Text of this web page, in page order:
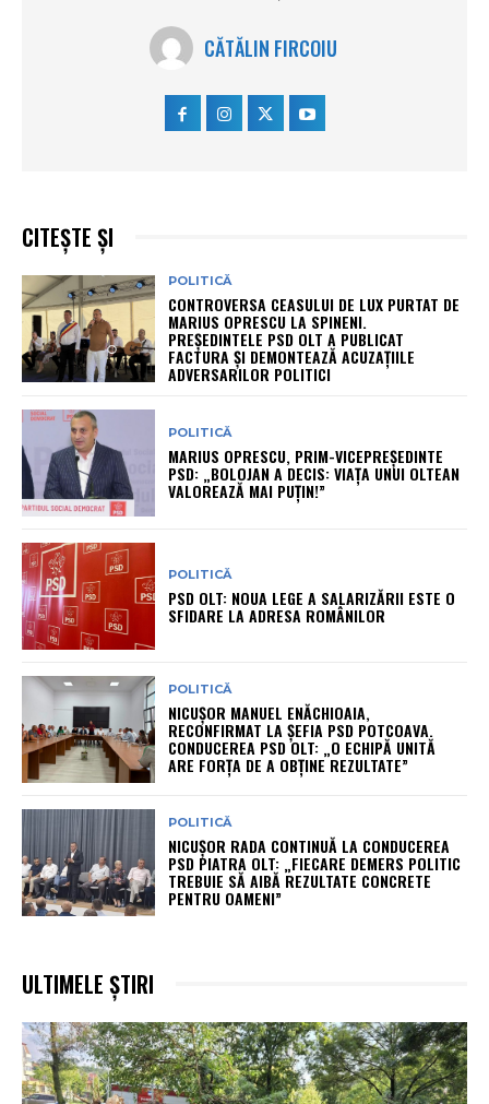
CĂTĂLIN FIRCOIU
CITEȘTE ȘI
POLITICĂ
CONTROVERSA CEASULUI DE LUX PURTAT DE
MARIUS OPRESCU LA SPINENI.
PREȘEDINTELE PSD OLT A PUBLICAT
FACTURA ȘI DEMONTEAZĂ ACUZAȚIILE
ADVERSARILOR POLITICI
POLITICĂ
MARIUS OPRESCU, PRIM-VICEPREȘEDINTE
PSD: „BOLOJAN A DECIS: VIAȚA UNUI OLTEAN
VALOREAZĂ MAI PUȚIN!”
POLITICĂ
PSD OLT: NOUA LEGE A SALARIZĂRII ESTE O
SFIDARE LA ADRESA ROMÂNILOR
POLITICĂ
NICUȘOR MANUEL ENĂCHIOAIA,
RECONFIRMAT LA ȘEFIA PSD POTCOAVA.
CONDUCEREA PSD OLT: „O ECHIPĂ UNITĂ
ARE FORȚA DE A OBȚINE REZULTATE”
POLITICĂ
NICUȘOR RADA CONTINUĂ LA CONDUCEREA
PSD PIATRA OLT: „FIECARE DEMERS POLITIC
TREBUIE SĂ AIBĂ REZULTATE CONCRETE
PENTRU OAMENI”
ULTIMELE ȘTIRI